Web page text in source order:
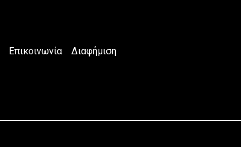
Επικοινωνία Διαφήμιση